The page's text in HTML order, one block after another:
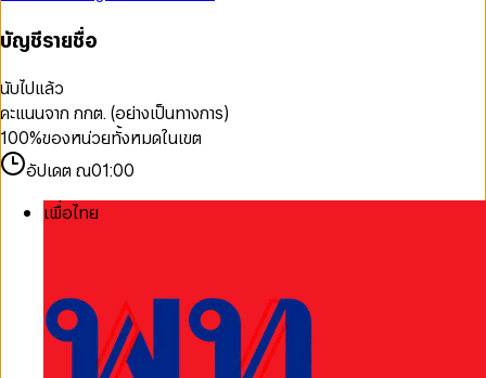
บัญชีรายชื่อ
นับไปแล้ว
คะแนนจาก กกต. (อย่างเป็นทางการ)
100%ของหน่วยทั้งหมดในเขต
อัปเดต ณ01:00
เพื่อไทย